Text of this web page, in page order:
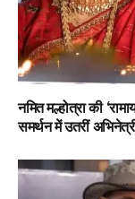
नमित मल्होत्रा की
समर्थन में उतरीं